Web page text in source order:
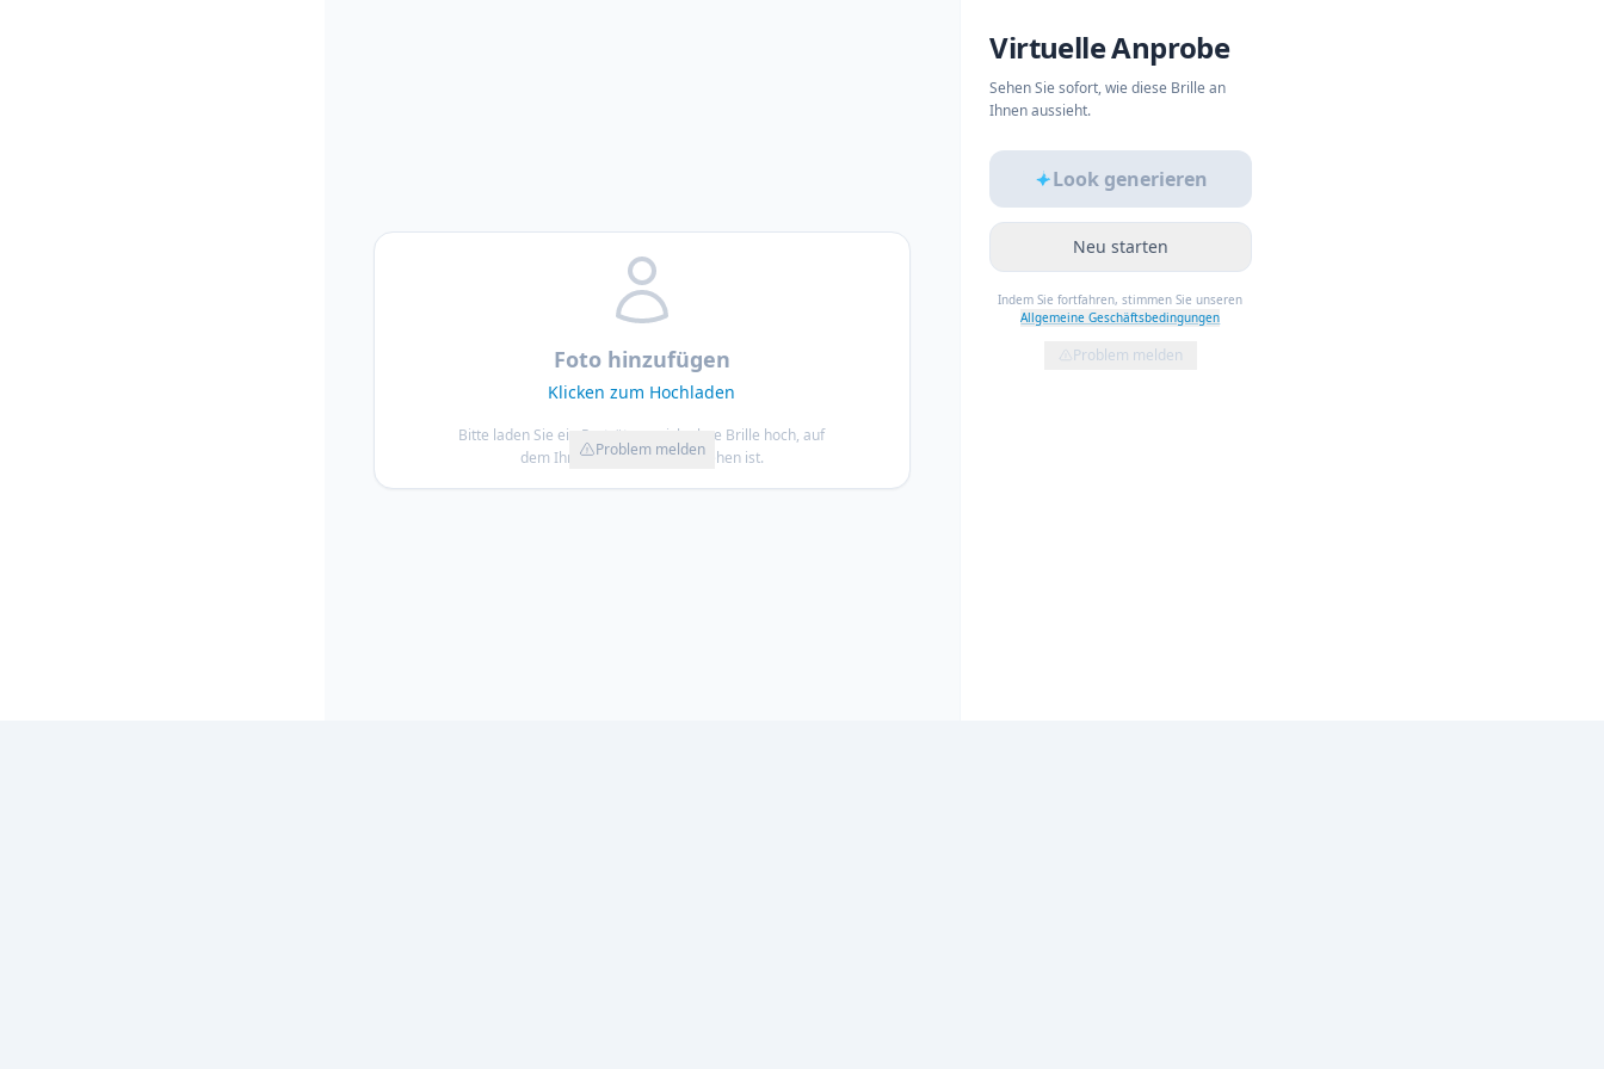
Foto hinzufügen
Klicken zum Hochladen
Bitte laden Sie ein Porträt von sich ohne Brille hoch, auf
dem Ihr ganzes Gesicht zu sehen ist.
Problem melden
Virtuelle Anprobe
Sehen Sie sofort, wie diese Brille an
Ihnen aussieht.
Look generieren
Neu starten
Indem Sie fortfahren, stimmen Sie unseren
Allgemeine Geschäftsbedingungen
Problem melden